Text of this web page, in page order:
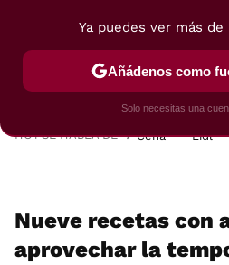
POSTRES VIAJES
HOY SE HABLA DE Cena Lidl
Nueve recetas con
aprovechar la
Ya puedes ver más de
Añádenos como
Solo necesitas una